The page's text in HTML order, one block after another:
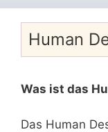
Human
Was ist das
Das Human